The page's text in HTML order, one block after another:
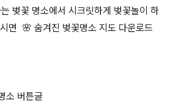
벚꽃 명소에서 시크릿하게 벚꽃놀이 하
면 🌸 숨겨진 벚꽃명소 지도 다운로드
소 버튼글